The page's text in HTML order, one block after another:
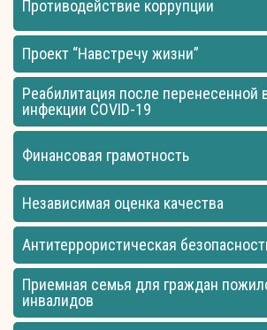
Противодействие коррупции
Проект “Навстречу жизни”
Реабилитация после перенесенной
инфекции COVID-19
Финансовая грамотность
Независимая оценка качества
Антитеррористическая
Приемная семья для граждан
инвалидов